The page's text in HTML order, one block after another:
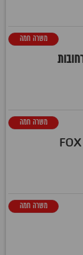
משרה חמה
משרה חמה
משרה חמה